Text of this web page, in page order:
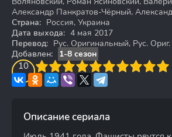
Александр Панкратов-Чёрный,
Страна: Россия, Украина
Дата выхода: 4 мая 2017
Перевод: Рус. Оригинальный, Рус.
Добавлен:
1-8 сезон
10
4 5 6 7 8 9 10
Описание сериала